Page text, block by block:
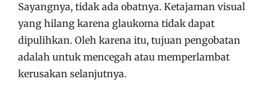
Sayangnya, tidak ada obatnya. Ketajaman visual
yang hilang karena glaukoma tidak dapat
dipulihkan. Oleh karena itu, tujuan pengobatan
adalah untuk mencegah atau memperlambat
kerusakan selanjutnya.